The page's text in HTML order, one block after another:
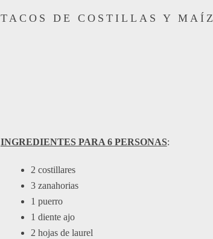
TACOS DE COSTILLAS Y MAÍZ
INGREDIENTES PARA 6 PERSONAS:
2 costillares
3 zanahorias
1 puerro
1 diente ajo
2 hojas de laurel